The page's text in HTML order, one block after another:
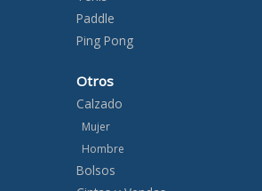
Paddle
Ping Pong
Otros
Calzado
Mujer
Hombre
Bolsos